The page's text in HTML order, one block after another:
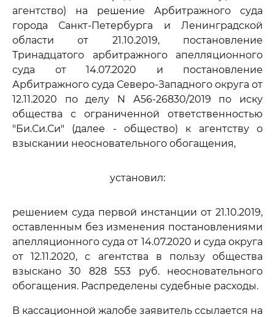
агентство) на решение Арбитражного суда
города Санкт-Петербурга и Ленинградской
области от 21.10.2019, постановление
Тринадцатого арбитражного апелляционного
суда от 14.07.2020 и постановление
Арбитражного суда Северо-Западного округа от
12.11.2020 по делу N А56-26830/2019 по иску
общества с ограниченной ответственностью
"Би.Си.Си" (далее - общество) к агентству о
взыскании неосновательного обогащения,
установил:
решением суда первой инстанции от 21.10.2019,
оставленным без изменения постановлениями
апелляционного суда от 14.07.2020 и суда округа
от 12.11.2020, с агентства в пользу общества
взыскано 30 828 553 руб. неосновательного
обогащения. Распределены судебные расходы.
В кассационной жалобе заявитель ссылается на